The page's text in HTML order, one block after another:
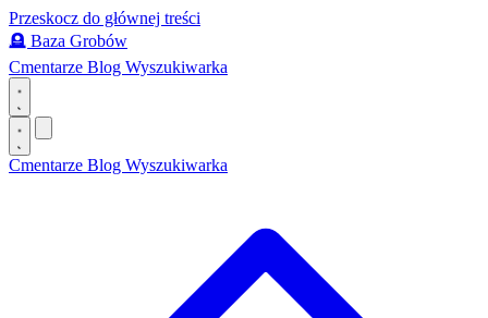
Przeskocz do głównej treści
🪦 Baza Grobów
Cmentarze Blog Wyszukiwarka
Cmentarze Blog Wyszukiwarka